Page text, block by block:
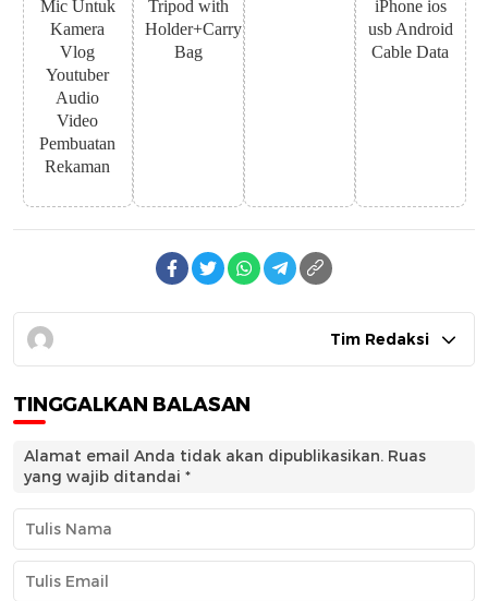
Mic Untuk
Kamera
Vlog
Youtuber
Audio
Video
Pembuatan
Rekaman
Tripod with
Holder+Carry
Bag
iPhone ios
usb Android
Cable Data
Tim Redaksi
TINGGALKAN BALASAN
Alamat email Anda tidak akan dipublikasikan. Ruas
yang wajib ditandai *